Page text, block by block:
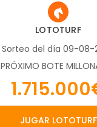
LOTOTURF
Sorteo del día 09-08-
PRÓXIMO BOTE
JUGAR LOTOTURF